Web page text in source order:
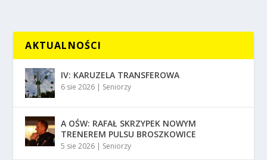
AKTUALNOŚCI
IV: KARUZELA TRANSFEROWA
6 sie 2026 | Seniorzy
A OŚW: RAFAŁ SKRZYPEK NOWYM
TRENEREM PULSU BROSZKOWICE
5 sie 2026 | Seniorzy